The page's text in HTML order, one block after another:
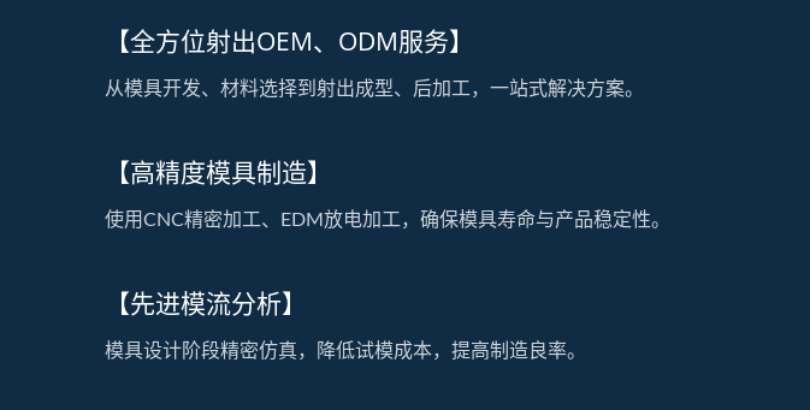
【全方位射出OEM、ODM服务】
从模具开发、材料选择到射出成型、后加工，一站式解决方案。
【高精度模具制造】
使用CNC精密加工、EDM放电加工，确保模具寿命与产品稳定性。
【先进模流分析】
模具设计阶段精密仿真，降低试模成本，提高制造良率。